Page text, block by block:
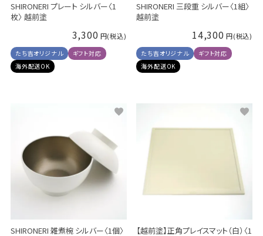
SHIRONERI プレート シルバー〈1
枚〉 越前塗
3,300
たち吉オリジナル
ギフト対応
海外配送OK
SHIRONERI 三段重 シルバー〈1組〉
越前塗
14,300
たち吉オリジナル
ギフト対応
海外配送OK
SHIRONERI 雑煮椀 シルバー〈1個〉
【越前塗】正角プレイスマット（白）〈1